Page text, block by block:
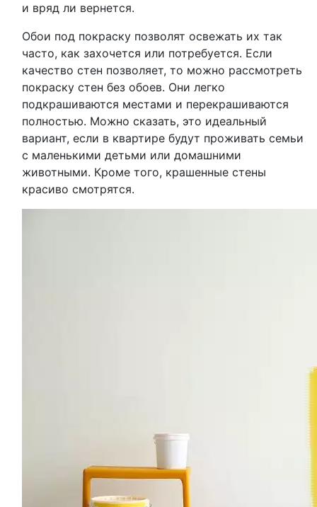
и вряд ли вернется.
Обои под покраску позволят освежать их так
часто, как захочется или потребуется. Если
качество стен позволяет, то можно рассмотреть
покраску стен без обоев. Они легко
подкрашиваются местами и перекрашиваются
полностью. Можно сказать, это идеальный
вариант, если в квартире будут проживать семьи
с маленькими детьми или домашними
животными. Кроме того, крашенные стены
красиво смотрятся.